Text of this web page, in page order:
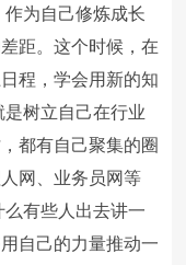
为自己修炼成长
距。这个时候，在
程，学会用新的知
树立自己在行业
都有自己聚集的圈
网、业务员网等
有些人出去讲一
自己的力量推动一